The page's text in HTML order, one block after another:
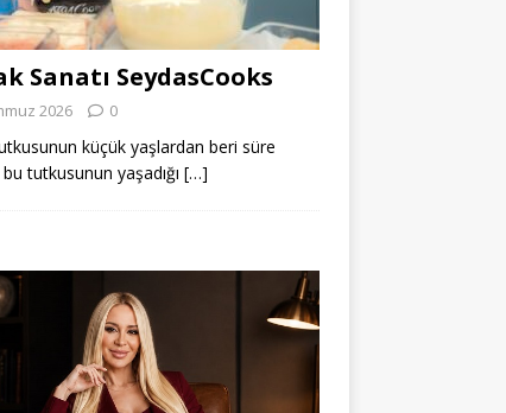
Sanatı SeydasCooks
2026 0
küçük yaşlardan beri süre
tutkusunun yaşadığı […]